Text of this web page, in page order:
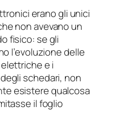
erano gli unici
non avevano un
fisico: se gli
l’evoluzione delle
e i
schedari, non
esistere qualcosa
il foglio